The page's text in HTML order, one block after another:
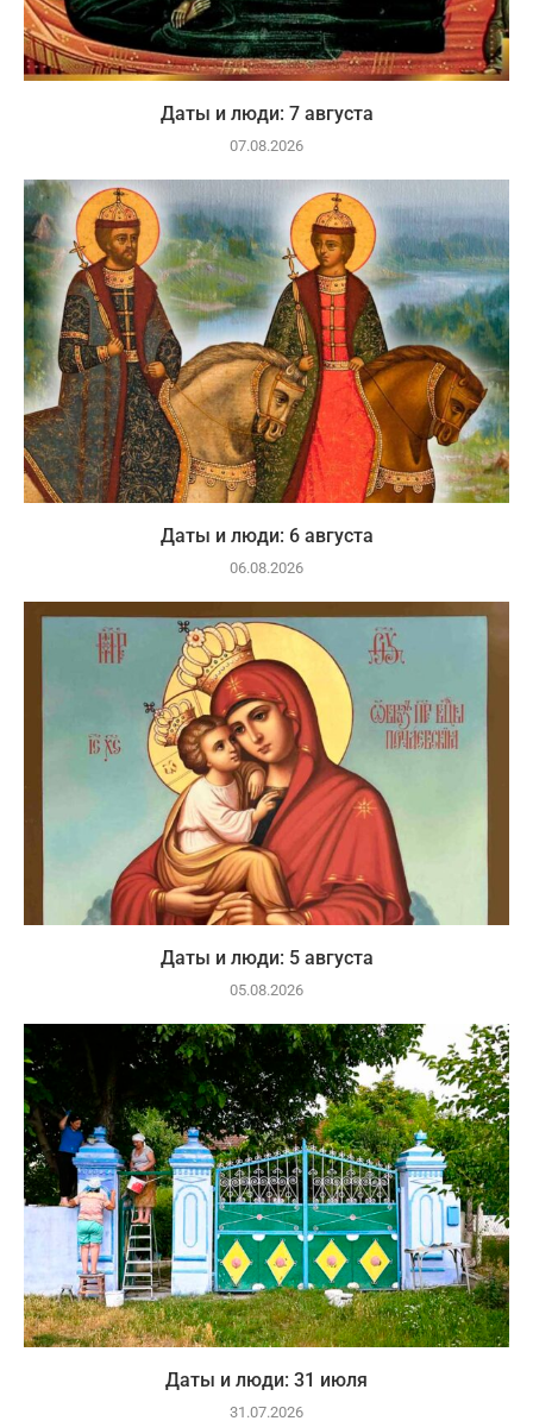
Даты и люди: 7 августа
07.08.2026
Даты и люди: 6 августа
06.08.2026
Даты и люди: 5 августа
05.08.2026
Даты и люди: 31 июля
31.07.2026